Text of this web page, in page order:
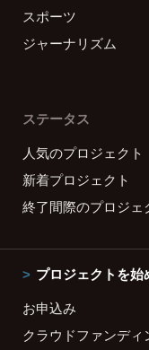
スポーツ
ジャーナリズム
ステータス
人気のプロジェクト
新着プロジェクト
終了間際のプロジェ
プロジェクトを始
お申込み
クラウドファンディ